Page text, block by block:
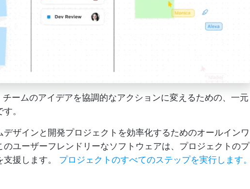
ームのアイデアを協調的なアクションに変えるための、一元
。
デザインと開発プロジェクトを効率化するためのオールインワ
のユーザーフレンドリーなソフトウェアは、プロジェクトのプ
援します。 プロジェクトのすべてのステップを実行します。